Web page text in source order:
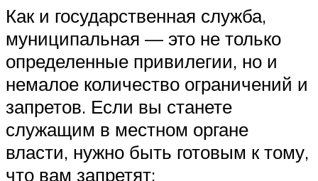
Как и государственная служба,
муниципальная — это не только
определенные привилегии, но и
немалое количество ограничений и
запретов. Если вы станете
служащим в местном органе
власти, нужно быть готовым к тому,
что вам запретят: